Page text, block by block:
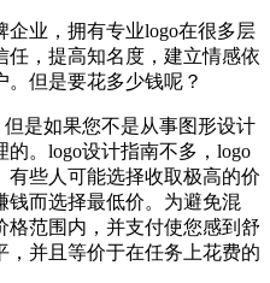
业，拥有专业logo在很多层
，提高知名度，建立情感依
但是要花多少钱呢？
是如果您不是从事图形设计
。logo设计指南不多，logo
些人可能选择收取极高的价
钱而选择最低价。为避免混
范围内，并支付使您感到舒
并且等价于在任务上花费的